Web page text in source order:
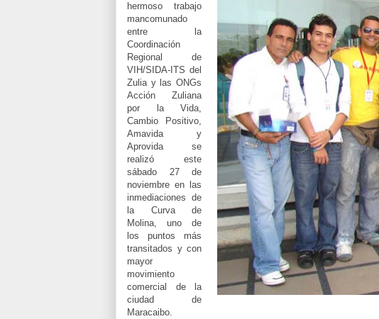
hermoso trabajo
mancomunado
entre la
Coordinación
Regional de
VIH/SIDA-ITS del
Zulia y las ONGs
Acción Zuliana
por la Vida,
Cambio Positivo,
Amavida y
Aprovida se
realizó este
sábado 27 de
noviembre en las
inmediaciones de
la Curva de
Molina, uno de
los puntos más
transitados y con
mayor
movimiento
comercial de la
ciudad de
Maracaibo.